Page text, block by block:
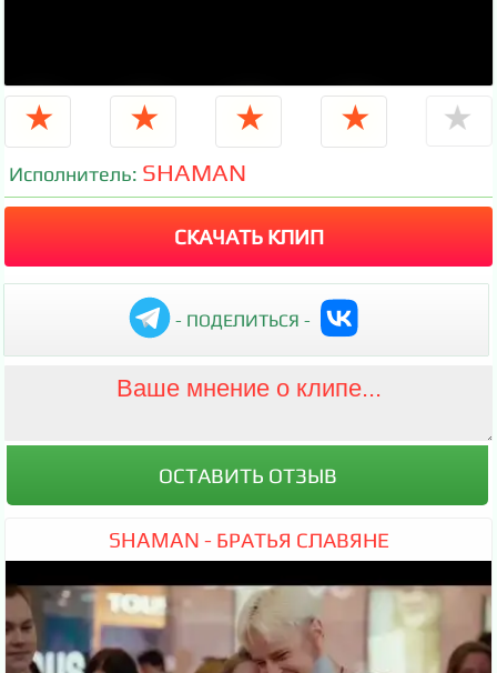
★ ★ ★ ★ ★
Исполнитель: SHAMAN
СКАЧАТЬ КЛИП
- ПОДЕЛИТЬСЯ -
SHAMAN - БРАТЬЯ СЛАВЯНЕ